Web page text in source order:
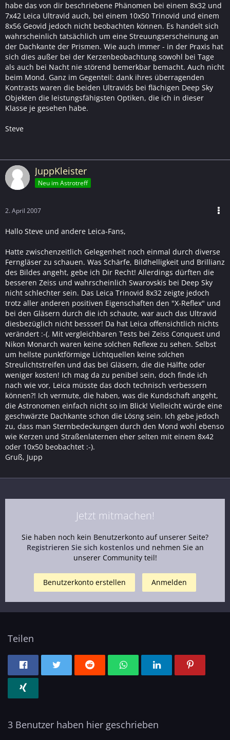
habe das von dir beschriebene Phänomen bei einem 8x32 und
7x42 Leica Ultravid auch, bei einem 10x50 Trinovid und einem
8x56 Geovid jedoch nicht beobachten können. Es handelt sich
wahrscheinlich tatsächlich um eine Streuungserscheinung an
der Dachkante der Prismen. Wie auch immer - in der Praxis hat
sich dies außer bei der Kerzenbeobachtung sowohl bei Tage
als auch bei Nacht nie störend bemerkbar bemacht. Auch nicht
beim Mond. Ganz im Gegenteil: dank ihres überragenden
Kontrasts waren die beiden Ultravids bei flächigen Deep Sky
Objekten die leistungsfähigsten Optiken, die ich in dieser
Klasse je gesehen habe.
Steve
JuppKleister
Neu im Astrotreff
2. April 2007
Hallo Steve und andere Leica-Fans,
Hatte zwischenzeitlich Gelegenheit noch einmal durch diverse
Ferngläser zu schauen. Was Schärfe, Bildhelligkeit und Brillianz
des Bildes angeht, gebe ich Dir Recht! Allerdings dürften die
besseren Zeiss und wahrscheinlich Swarovskis bei Deep Sky
nicht schlechter sein. Das Leica Trinovid 8x32 zeigte jedoch
trotz aller anderen positiven Eigenschaften den "X-Reflex" und
bei den Gläsern durch die ich schaute, war auch das Ultravid
diesbezüglich nicht bessser! Da hat Leica offensichtlich nichts
verändert :-(. Mit vergleichbaren Tests bei Zeiss Conquest und
Nikon Monarch waren keine solchen Reflexe zu sehen. Selbst
um hellste punktförmige Lichtquellen keine solchen
Streulichtstreifen und das bei Gläsern, die die Hälfte oder
weniger kosten! Ich mag da zu penibel sein, doch finde ich
nach wie vor, Leica müsste das doch technisch verbessern
können?! Ich vermute, die haben, was die Kundschaft angeht,
die Astronomen einfach nicht so im Blick! Vielleicht würde eine
geschwärzte Dachkante schon die Lösng sein. Ich gebe jedoch
zu, dass man Sternbedeckungen durch den Mond wohl ebenso
wie Kerzen und Straßenlaternen eher selten mit einem 8x42
oder 10x50 beobachtet :-).
Gruß, Jupp
Jetzt mitmachen!
Sie haben noch kein Benutzerkonto auf unserer Seite?
Registrieren Sie sich kostenlosund nehmen Sie an
unserer Community teil!
Benutzerkonto erstellen Anmelden
Teilen
3 Benutzer haben hier geschrieben